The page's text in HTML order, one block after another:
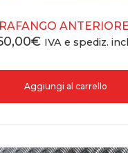
ANTERIORE
€ IVA e spediz.
Aggiungi al carrello